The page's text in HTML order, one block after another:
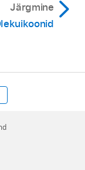
Järgmine